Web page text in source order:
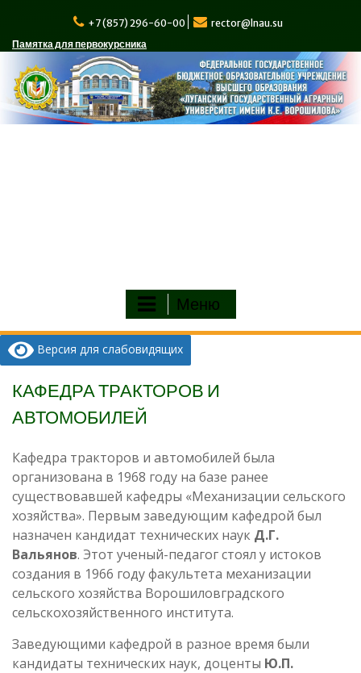
содержимому
+7 (857) 296-60-00
rector@lnau.su
Памятка для первокурсника
Меню
Версия для слабовидящих
КАФЕДРА ТРАКТОРОВ И
АВТОМОБИЛЕЙ
Кафедра тракторов и автомобилей была
организована в 1968 году на базе ранее
существовавшей кафедры «Механизации сельского
хозяйства». Первым заведующим кафедрой был
назначен кандидат технических наук Д.Г.
Вальянов. Этот ученый-педагог стоял у истоков
создания в 1966 году факультета механизации
сельского хозяйства Ворошиловградского
сельскохозяйственного института.
Заведующими кафедрой в разное время были
кандидаты технических наук, доценты Ю.П.